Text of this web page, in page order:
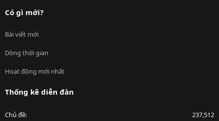
Có gì mới?
Bài viết mới
Dòng thời gian
Hoạt động mới nhất
Thống kê diễn đàn
Chủ đề 237,512